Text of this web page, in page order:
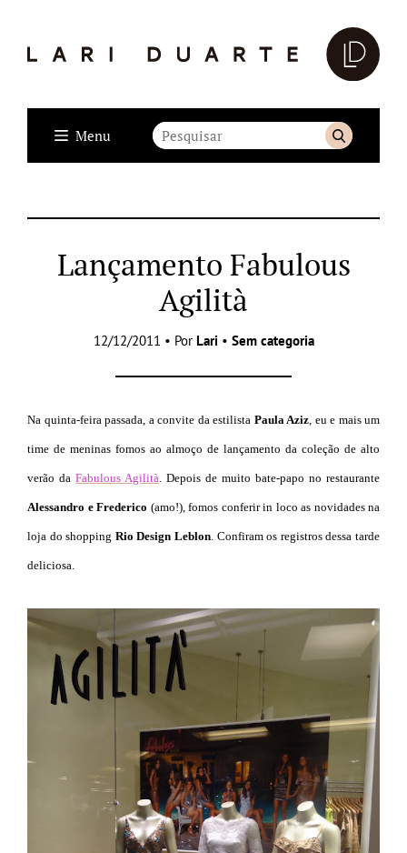
Menu
Lançamento Fabulous
Agilità
12/12/2011 • Por Lari • Sem categoria
Na quinta-feira passada, a convite da estilista Paula Aziz , eu e mais um
time de meninas fomos ao almoço de lançamento da coleção de alto
verão da Fabulous Agilità . Depois de muito bate-papo no restaurante
Alessandro e Frederico (amo!), fomos conferir in loco as novidades na
loja do shopping Rio Design Leblon . Confiram os registros dessa tarde
deliciosa.